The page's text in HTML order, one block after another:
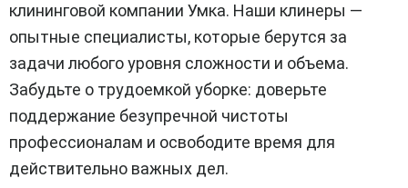
клининговой компании Умка. Наши клинеры —
опытные специалисты, которые берутся за
задачи любого уровня сложности и объема.
Забудьте о трудоемкой уборке: доверьте
поддержание безупречной чистоты
профессионалам и освободите время для
действительно важных дел.